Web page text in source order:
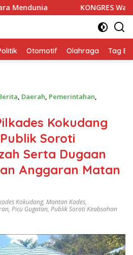
KONGRES Wanita Indonesia
Otomotif Olahraga Tag
, Daerah, Pemerintahan,
Kokudang
Soroti
Serta Dugaan
Anggaran Matan
Kokudang, Mantan Kades,
, Picu Gugatan, Publik Soroti Keabsahan